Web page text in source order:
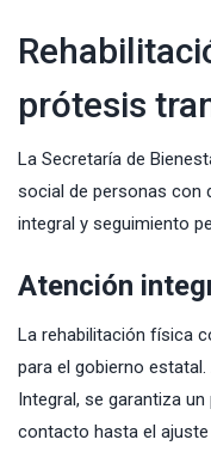
prótesis
La Secretaría de
social de personas con
integral y seguimiento
Atención
La rehabilitación física
para el gobierno
Integral, se garantiza
contacto hasta el ajuste